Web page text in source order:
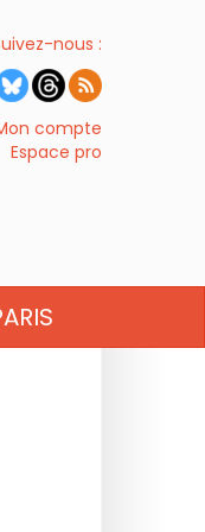
nous :
compte
Espace pro